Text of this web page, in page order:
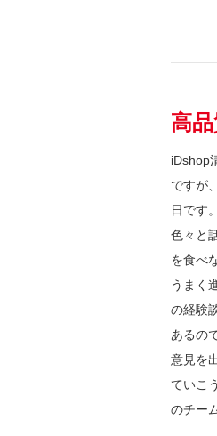
高
iDshop
ですが
日です
色々と
を食べ
うまく
の経験
あるの
意見を
ていこ
のチー